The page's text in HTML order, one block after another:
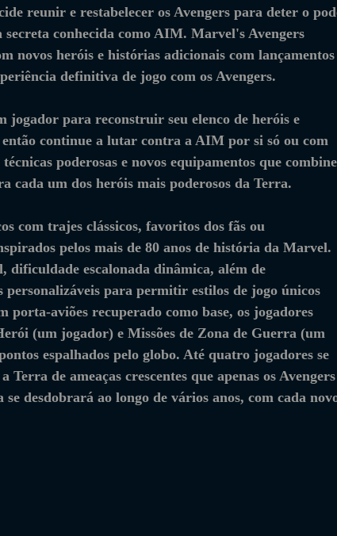
reunir e restabelecer os Avengers para deter o
conhecida como AIM. Marvel's Avengers
novos heróis e histórias adicionais com
definitiva de jogo com os Avengers.
jogador para reconstruir seu elenco de heróis e
então continue a lutar contra a AIM por si só ou com
poderosas e novos equipamentos que
cada um dos heróis mais poderosos da Terra.
com trajes clássicos, favoritos dos fãs ou
pelos mais de 80 anos de história da Marvel.
dificuldade escalonada dinâmica, além de
personalizáveis para permitir estilos de jogo únicos
porta-aviões recuperado como base, os jogadores
(um jogador) e Missões de Zona de Guerra (um
espalhados pelo globo. Até quatro jogadores se
Terra de ameaças crescentes que apenas os
desdobrará ao longo de vários anos, com cada